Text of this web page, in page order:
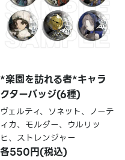
*楽園を訪れる者*キャラ
クターバッジ(6種)
ヴェルティ、ソネット、ノーテ
ィカ、モルダー、ウルリッ
ヒ、ストレンジャー
各550円(税込)